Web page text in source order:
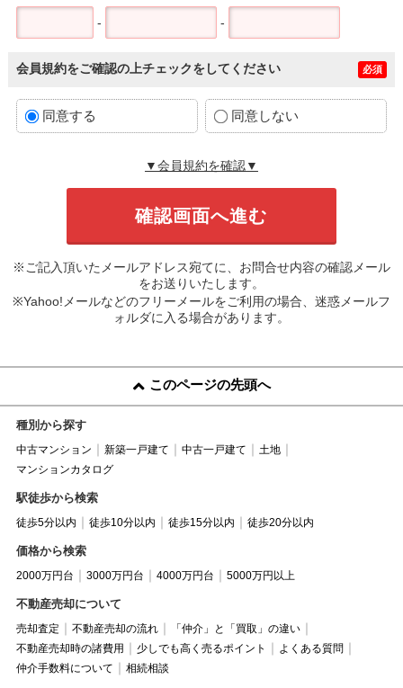
- -
会員規約をご確認の上チェックをしてください 必須
同意する 同意しない
▼会員規約を確認▼
※ご記入頂いたメールアドレス宛てに、お問合せ内容の確認メール
をお送りいたします。
※Yahoo!メールなどのフリーメールをご利用の場合、迷惑メールフ
ォルダに入る場合があります。
このページの先頭へ
種別から探す
中古マンション 新築一戸建て 中古一戸建て
土地
マンションカタログ
駅徒歩から検索
徒歩5分以内 徒歩10分以内 徒歩15分以内 徒歩20分以内
価格から検索
2000万円台 3000万円台 4000万円台 5000万円以上
不動産売却について
売却査定 不動産売却の流れ
「仲介」と「買取」の違い
不動産売却時の諸費用
少しでも高く売るポイント
よくある質問
仲介手数料について
相続相談